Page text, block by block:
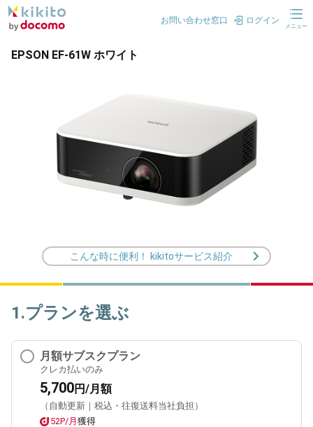
お問い合わせ窓口 ログイン
メニュー
EPSON EF-61W ホワイト
こんな時に便利！ kikitoサービス紹介
1.プランを選ぶ
月額サブスクプラン
クレカ払いのみ
5,700円/月額
（自動更新｜税込・往復送料当社負担）
52P/月 獲得